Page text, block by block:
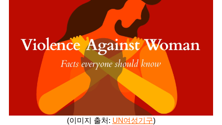
(이미지 출처: UN여성기구)